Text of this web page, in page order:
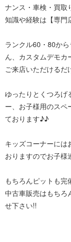
ナンス・車検・買取
知識や経験は【専門
ランクル60・80か
ん、カスタムデモカ
ご来店いただける
ゆったりとくつろげ
ー、お子様用のスペ
ております♪♪
キッズコーナーには
おりますのでお子
もちろんピットも完
中古車販売はもちろ
せ下さい!!